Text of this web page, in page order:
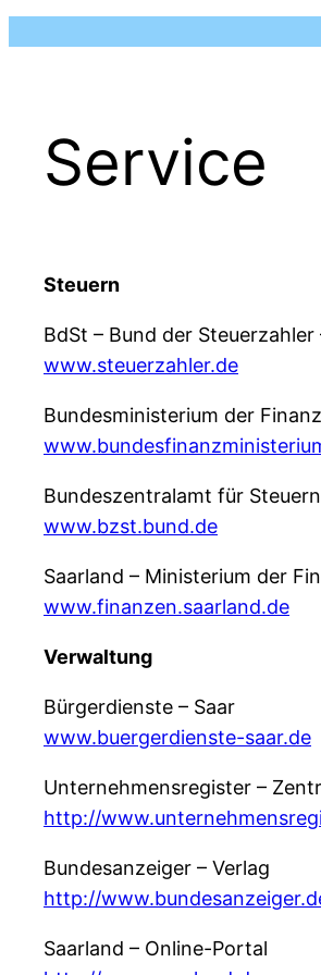
Service
Steuern
BdSt – Bund der Steuerzahler
www.steuerzahler.de
Bundesministerium der
Bundeszentralamt für Steuern
www.bzst.bund.de
Saarland – Ministerium der
www.finanzen.saarland.de
Verwaltung
Bürgerdienste – Saar
www.buergerdienste-saar.de
Unternehmensregister –
http://
Bundesanzeiger – Verlag
http://
Saarland – Online-Portal